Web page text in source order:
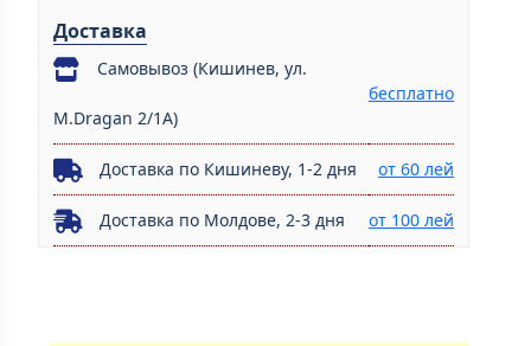
Доставка
Самовывоз (Кишинев, ул.
M.Dragan 2/1A)
бесплатно
Доставка по Кишиневу, 1-2 дня от 60 лей
Доставка по Молдове, 2-3 дня от 100 лей